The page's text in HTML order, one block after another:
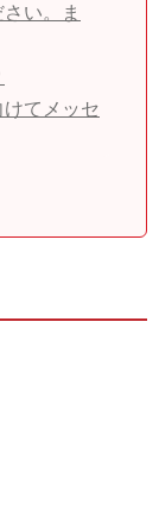
い。ま
てメッセ